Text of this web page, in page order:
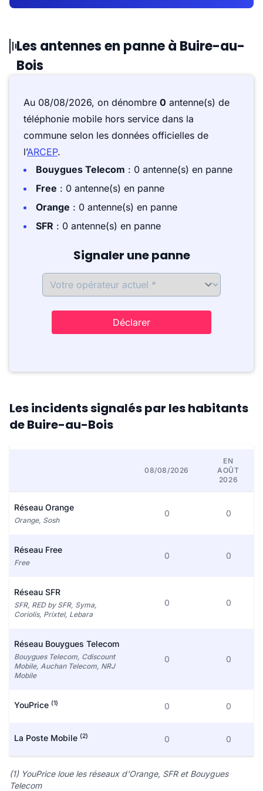
Les antennes en panne à Buire-au-
Bois
Au 08/08/2026, on dénombre 0 antenne(s) de
téléphonie mobile hors service dans la
commune selon les données officielles de
l’ARCEP.
Bouygues Telecom : 0 antenne(s) en panne
Free : 0 antenne(s) en panne
Orange : 0 antenne(s) en panne
SFR : 0 antenne(s) en panne
Signaler une panne
Déclarer
Les incidents signalés par les habitants
de Buire-au-Bois
08/08/2026
EN
AOÛT
2026
Réseau Orange
Orange, Sosh
0 0
Réseau Free
Free
0 0
Réseau SFR
SFR, RED by SFR, Syma,
Coriolis, Prixtel, Lebara
0 0
Réseau Bouygues Telecom
Bouygues Telecom, Cdiscount
Mobile, Auchan Telecom, NRJ
Mobile
0 0
YouPrice (1) 0 0
La Poste Mobile (2) 0 0
(1) YouPrice loue les réseaux d'Orange, SFR et Bouygues
Telecom